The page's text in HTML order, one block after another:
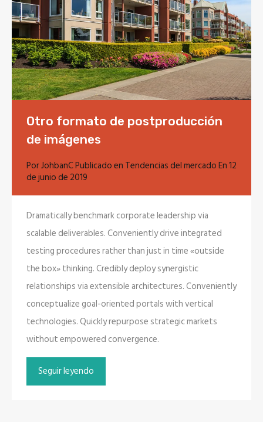
Otro formato de postproducción
de imágenes
PorJohbanCPublicado en Tendencias del mercadoEn12
de junio de 2019
Dramatically benchmark corporate leadership via
scalable deliverables. Conveniently drive integrated
testing procedures rather than just in time «outside
the box» thinking. Credibly deploy synergistic
relationships via extensible architectures. Conveniently
conceptualize goal-oriented portals with vertical
technologies. Quickly repurpose strategic markets
without empowered convergence.
Seguir leyendo